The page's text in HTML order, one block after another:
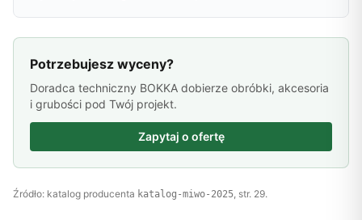
Potrzebujesz wyceny?
Doradca techniczny BOKKA dobierze obróbki, akcesoria
i grubości pod Twój projekt.
Zapytaj o ofertę
Źródło: katalog producenta katalog-miwo-2025, str. 29.